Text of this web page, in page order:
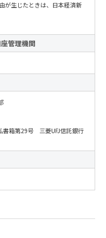
が生じたときは、日本経済新
管理機関
箱第29号 三菱UFJ信託銀行